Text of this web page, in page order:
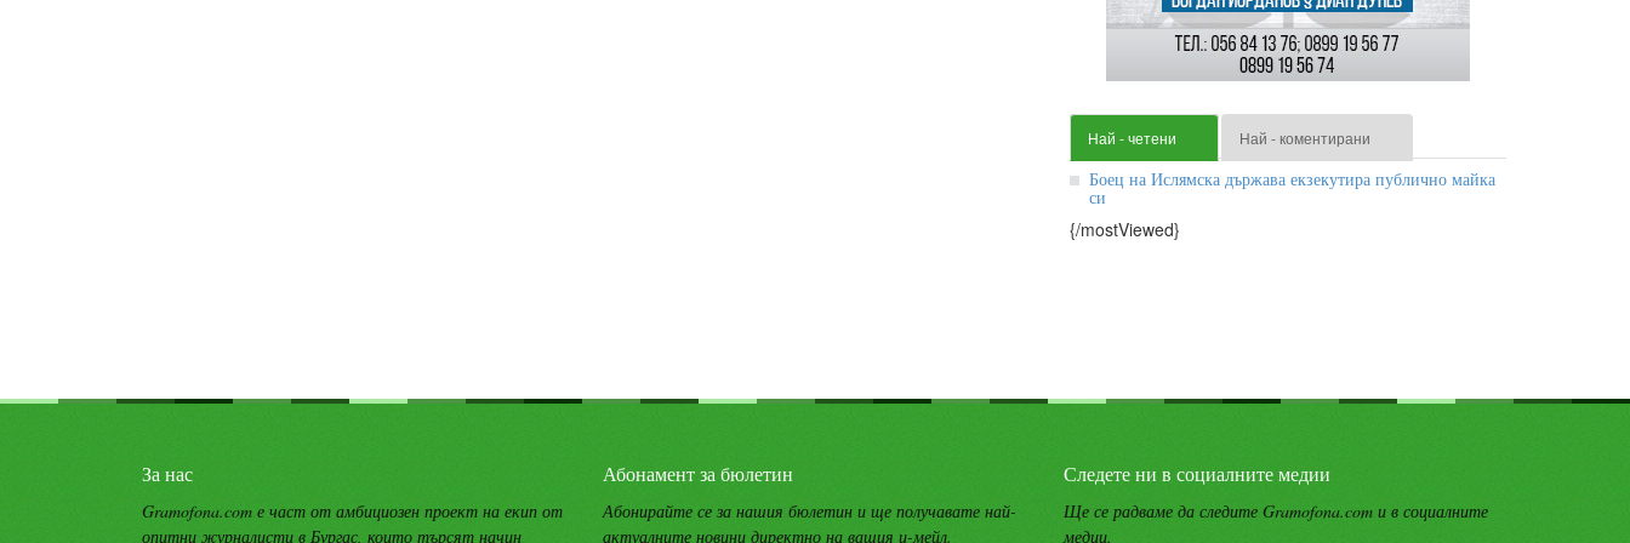
Най - четени Най - коментирани
Боец на Ислямска държава екзекутира публично майка
си
{/mostViewed}
За нас
Gramofona.com е част от амбициозен проект на екип от
опитни журналисти в Бургас, които търсят начин
Абонамент за бюлетин
Абонирайте се за нашия бюлетин и ще получавате най-
актуалните новини директно на вашия и-мейл.
Следете ни в социалните медии
Ще се радваме да следите Gramofona.com и в социалните
медии.